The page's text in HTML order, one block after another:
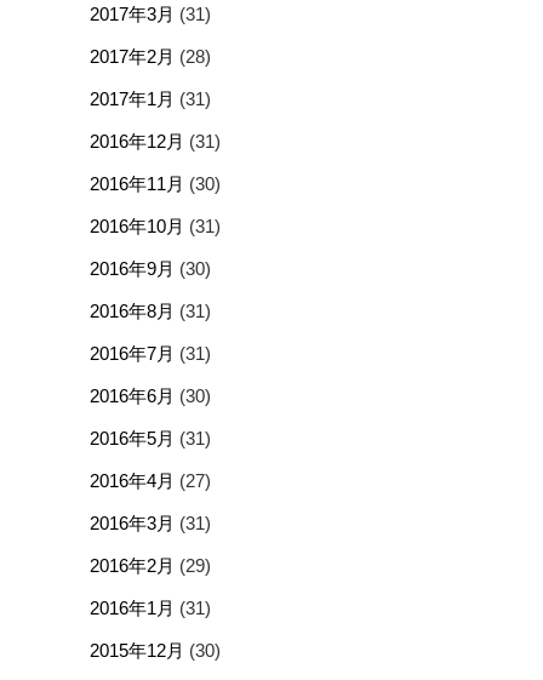
2017年3月 (31)
2017年2月 (28)
2017年1月 (31)
2016年12月 (31)
2016年11月 (30)
2016年10月 (31)
2016年9月 (30)
2016年8月 (31)
2016年7月 (31)
2016年6月 (30)
2016年5月 (31)
2016年4月 (27)
2016年3月 (31)
2016年2月 (29)
2016年1月 (31)
2015年12月 (30)